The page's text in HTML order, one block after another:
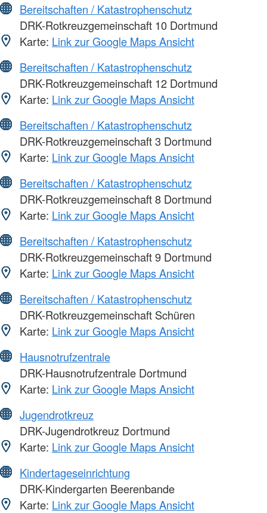
Bereitschaften / Katastrophenschutz
DRK-Rotkreuzgemeinschaft 10 Dortmund
Karte: Link zur Google Maps Ansicht
Bereitschaften / Katastrophenschutz
DRK-Rotkreuzgemeinschaft 12 Dortmund
Karte: Link zur Google Maps Ansicht
Bereitschaften / Katastrophenschutz
DRK-Rotkreuzgemeinschaft 3 Dortmund
Karte: Link zur Google Maps Ansicht
Bereitschaften / Katastrophenschutz
DRK-Rotkreuzgemeinschaft 8 Dortmund
Karte: Link zur Google Maps Ansicht
Bereitschaften / Katastrophenschutz
DRK-Rotkreuzgemeinschaft 9 Dortmund
Karte: Link zur Google Maps Ansicht
Bereitschaften / Katastrophenschutz
DRK-Rotkreuzgemeinschaft Schüren
Karte: Link zur Google Maps Ansicht
Hausnotrufzentrale
DRK-Hausnotrufzentrale Dortmund
Karte: Link zur Google Maps Ansicht
Jugendrotkreuz
DRK-Jugendrotkreuz Dortmund
Karte: Link zur Google Maps Ansicht
Kindertageseinrichtung
DRK-Kindergarten Beerenbande
Karte: Link zur Google Maps Ansicht